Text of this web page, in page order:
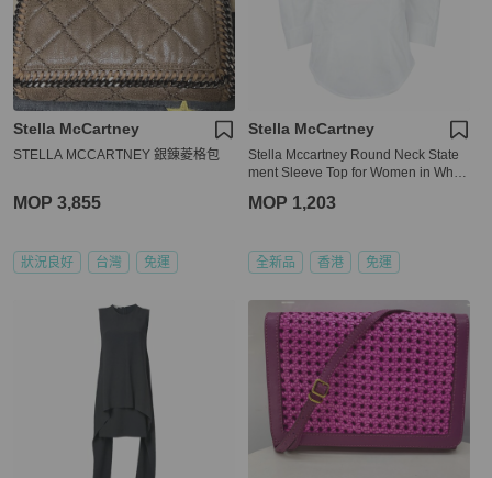
Stella McCartney
STELLA MCCARTNEY 銀錬菱格包
MOP 3,855
狀況良好 台灣 免運
Stella McCartney
Stella Mccartney Round Neck State
ment Sleeve Top for Women in White
MOP 1,203
全新品 香港 免運